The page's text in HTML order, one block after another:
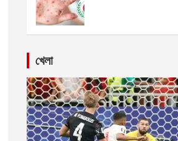
খেলা